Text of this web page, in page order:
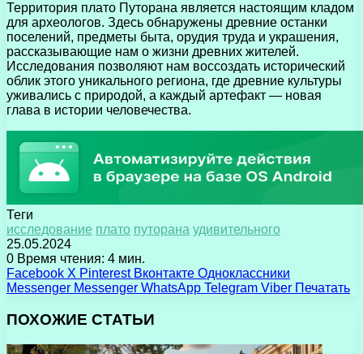
Территория плато Путорана является настоящим кладом
для археологов. Здесь обнаружены древние останки
поселений, предметы быта, орудия труда и украшения,
рассказывающие нам о жизни древних жителей.
Исследования позволяют нам воссоздать исторический
облик этого уникального региона, где древние культуры
уживались с природой, а каждый артефакт — новая
глава в истории человечества.
Теги
исследование плато путорана удивительного
25.05.2024
0 Время чтения: 4 мин.
Facebook X Pinterest Вконтакте Одноклассники
Messenger Messenger WhatsApp Telegram Viber Печатать
ПОХОЖИЕ СТАТЬИ